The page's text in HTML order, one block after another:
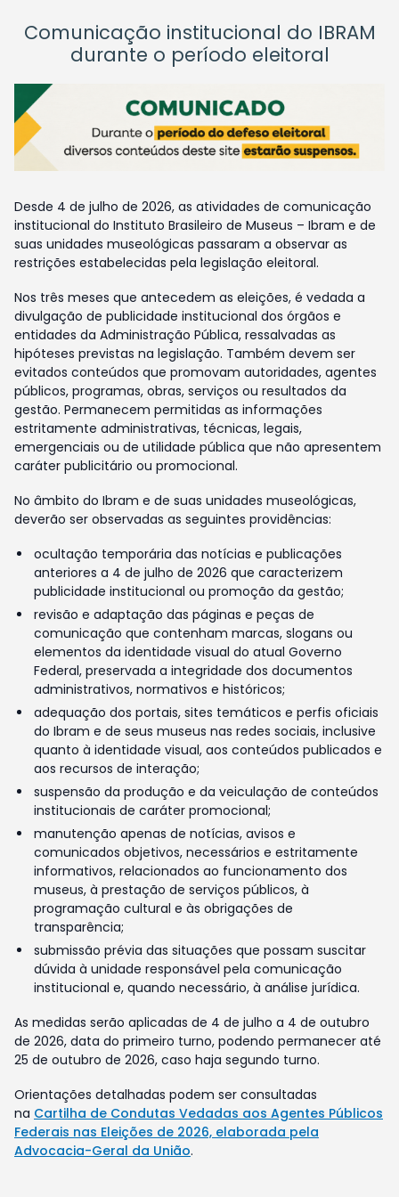
Comunicação institucional do IBRAM
durante o período eleitoral
Desde 4 de julho de 2026, as atividades de comunicação
institucional do Instituto Brasileiro de Museus – Ibram e de
suas unidades museológicas passaram a observar as
restrições estabelecidas pela legislação eleitoral.
Nos três meses que antecedem as eleições, é vedada a
divulgação de publicidade institucional dos órgãos e
entidades da Administração Pública, ressalvadas as
hipóteses previstas na legislação. Também devem ser
evitados conteúdos que promovam autoridades, agentes
públicos, programas, obras, serviços ou resultados da
gestão. Permanecem permitidas as informações
estritamente administrativas, técnicas, legais,
emergenciais ou de utilidade pública que não apresentem
caráter publicitário ou promocional.
No âmbito do Ibram e de suas unidades museológicas,
deverão ser observadas as seguintes providências:
ocultação temporária das notícias e publicações
anteriores a 4 de julho de 2026 que caracterizem
publicidade institucional ou promoção da gestão;
revisão e adaptação das páginas e peças de
comunicação que contenham marcas, slogans ou
elementos da identidade visual do atual Governo
Federal, preservada a integridade dos documentos
administrativos, normativos e históricos;
adequação dos portais, sites temáticos e perfis oficiais
do Ibram e de seus museus nas redes sociais, inclusive
quanto à identidade visual, aos conteúdos publicados e
aos recursos de interação;
suspensão da produção e da veiculação de conteúdos
institucionais de caráter promocional;
manutenção apenas de notícias, avisos e
comunicados objetivos, necessários e estritamente
informativos, relacionados ao funcionamento dos
museus, à prestação de serviços públicos, à
programação cultural e às obrigações de
transparência;
submissão prévia das situações que possam suscitar
dúvida à unidade responsável pela comunicação
institucional e, quando necessário, à análise jurídica.
As medidas serão aplicadas de 4 de julho a 4 de outubro
de 2026, data do primeiro turno, podendo permanecer até
25 de outubro de 2026, caso haja segundo turno.
Orientações detalhadas podem ser consultadas
na Cartilha de Condutas Vedadas aos Agentes Públicos
Federais nas Eleições de 2026, elaborada pela
Advocacia-Geral da União.